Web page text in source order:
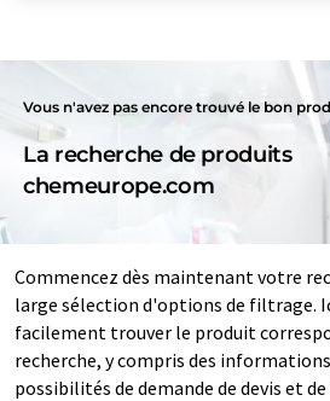
Vous n'avez pas encore trouvé le bon
La recherche de produits
chemeurope.com
Commencez dès maintenant votre
large sélection d'options de filtrage.
facilement trouver le produit
recherche, y compris des
possibilités de demande de devis et